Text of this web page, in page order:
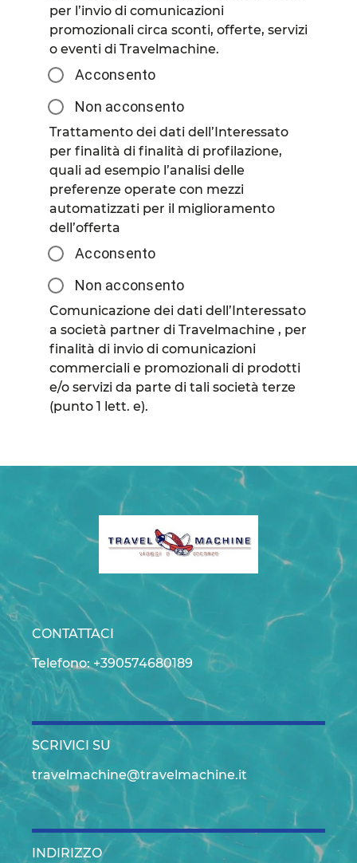
per l’invio di comunicazioni
promozionali circa sconti, offerte, servizi
o eventi di Travelmachine.
Acconsento
Non acconsento
Trattamento dei dati dell’Interessato
per finalità di finalità di profilazione,
quali ad esempio l’analisi delle
preferenze operate con mezzi
automatizzati per il miglioramento
dell’offerta
Acconsento
Non acconsento
Comunicazione dei dati dell’Interessato
a società partner di Travelmachine , per
finalità di invio di comunicazioni
commerciali e promozionali di prodotti
e/o servizi da parte di tali società terze
(punto 1 lett. e).
CONTATTACI
Telefono: +390574680189
SCRIVICI SU
travelmachine@travelmachine.it
INDIRIZZO